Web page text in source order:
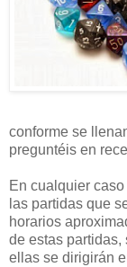
conforme se
preguntéis en
En cualquier
las partidas que
horarios
de estas partidas,
ellas se dirigirán